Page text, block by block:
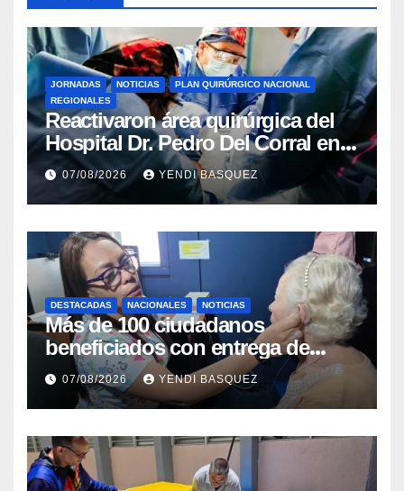
JORNADAS NOTICIAS
PLAN QUIRÚRGICO NACIONAL
REGIONALES
Reactivaron área quirúrgica del
Hospital Dr. Pedro Del Corral en
Guárico
07/08/2026 YENDI BASQUEZ
DESTACADAS NACIONALES NOTICIAS
Más de 100 ciudadanos
beneficiados con entrega de
prótesis auditivas en el Centro de
Rehabilitación J.J. Arvelo
07/08/2026 YENDI BASQUEZ